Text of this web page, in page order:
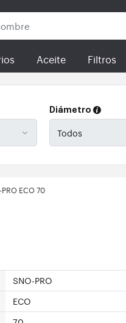
Aceite Filtros
Diámetro
ECO 70
SNO-PRO
ECO